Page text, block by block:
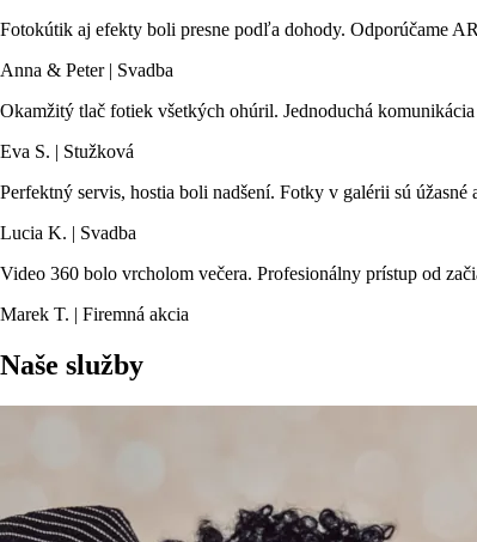
Fotokútik aj efekty boli presne podľa dohody. Odporúčame
Anna & Peter | Svadba
Okamžitý tlač fotiek všetkých ohúril. Jednoduchá
Eva S. | Stužková
Perfektný servis, hostia boli nadšení. Fotky v galérii sú úžasné
Lucia K. | Svadba
Video 360 bolo vrcholom večera. Profesionálny prístup od
Marek T. | Firemná akcia
Naše služby